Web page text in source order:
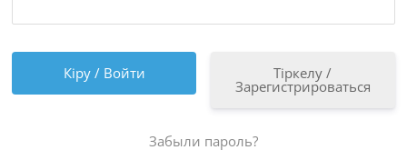
Тіркелу /
Зарегистрироваться
Забыли пароль?